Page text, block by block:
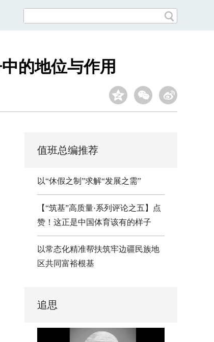
的地位与作用
值班总编推荐
以“休假之制”求解“发展之需”
【“筑基”高质量·系列评论之五】点
赞！这正是中国体育该有的样子
以常态化精准帮扶筑牢边疆民族地
区共同富裕根基
追思